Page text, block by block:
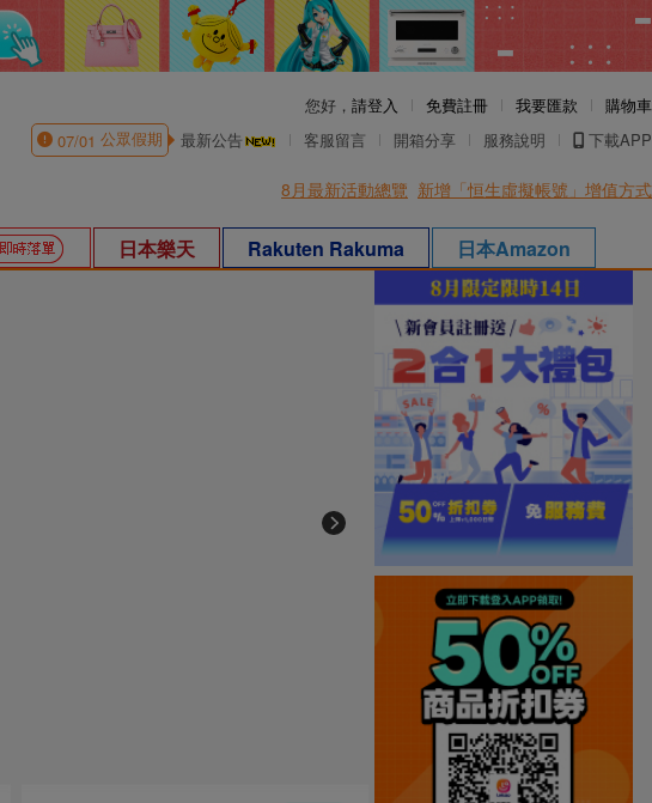
您好， 請登入 免費註冊 我要匯款
購物車
07/01 公眾假期 最新公告 客服留言 開箱分享 服務說明 下載APP
8月最新活動總覽 新增「恒生虛擬帳號」增值方式
日本樂天 Rakuten Rakuma 日本Amazon